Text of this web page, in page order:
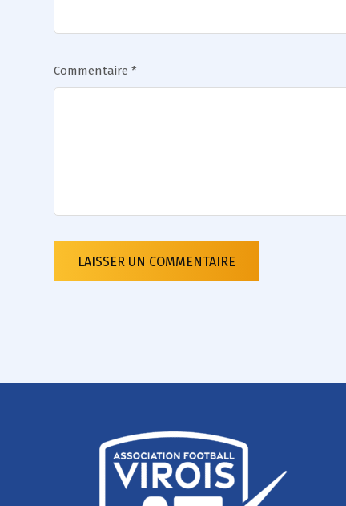
Commentaire *